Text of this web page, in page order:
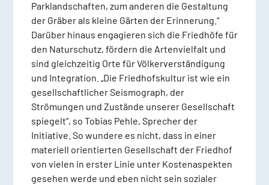
Parklandschaften, zum anderen die Gestaltung
der Gräber als kleine Gärten der Erinnerung.“
Darüber hinaus engagieren sich die Friedhöfe für
den Naturschutz, fördern die Artenvielfalt und
sind gleichzeitig Orte für Völkerverständigung
und Integration. „Die Friedhofskultur ist wie ein
gesellschaftlicher Seismograph, der
Strömungen und Zustände unserer Gesellschaft
spiegelt“, so Tobias Pehle, Sprecher der
Initiative. So wundere es nicht, dass in einer
materiell orientierten Gesellschaft der Friedhof
von vielen in erster Linie unter Kostenaspekten
gesehen werde und eben nicht sein sozialer